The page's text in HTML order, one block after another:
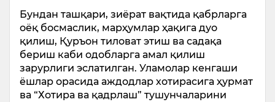
Бундан ташқари, зиёрат вақтида қабрларга
оёқ босмаслик, марҳумлар ҳақига дуо
қилиш, Қуръон тиловат этиш ва садақа
бериш каби одобларга амал қилиш
зарурлиги эслатилган. Уламолар кенгаши
ёшлар орасида аждодлар хотирасига ҳурмат
ва “Хотира ва қадрлаш” тушунчаларини